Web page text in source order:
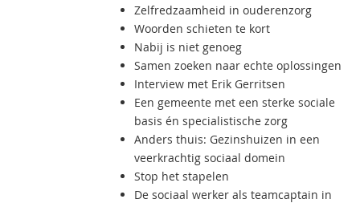
Zelfredzaamheid in ouderenzorg
Woorden schieten te kort
Nabij is niet genoeg
Samen zoeken naar echte oplossingen
Interview met Erik Gerritsen
Een gemeente met een sterke sociale
basis én specialistische zorg
Anders thuis: Gezinshuizen in een
veerkrachtig sociaal domein
Stop het stapelen
De sociaal werker als teamcaptain in